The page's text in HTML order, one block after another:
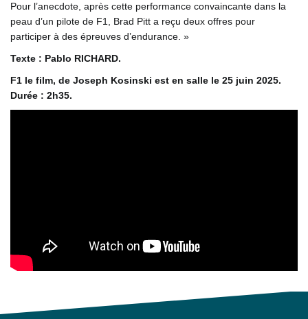
Pour l’anecdote, après cette performance convaincante dans la
peau d’un pilote de F1, Brad Pitt a reçu deux offres pour
participer à des épreuves d’endurance. »
Texte : Pablo RICHARD.
F1 le film, de Joseph Kosinski est en salle le 25 juin 2025.
Durée : 2h35.